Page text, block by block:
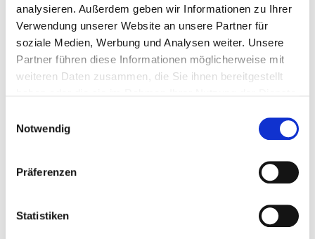
analysieren. Außerdem geben wir Informationen zu Ihrer
Verwendung unserer Website an unsere Partner für
soziale Medien, Werbung und Analysen weiter. Unsere
Partner führen diese Informationen möglicherweise mit
weiteren Daten zusammen, die Sie ihnen bereitgestellt
Notwendig
Präferenzen
Statistiken
21614 Buxtehude
21339 Lüneburg
gemeinnützige GmbH
562
MediClin Klinikum Soltau
61